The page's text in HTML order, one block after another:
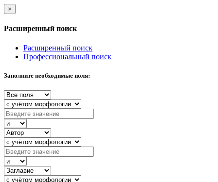
×
Расширенный поиск
Расширенный поиск
Профессиональный поиск
Заполните необходимые поля: